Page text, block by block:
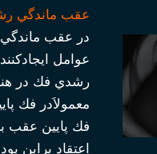
عقب ماندگي
در عقب
عوامل
رشدي فك در
معمولاَ‌در فك
فك پايين عقب